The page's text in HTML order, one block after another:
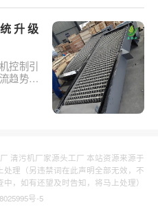
升级
控制引
趋势。
无法实
清污机厂家源头工厂 本站资源来源于
理（另违禁词在此声明全部无效，不
，如有还望及时告知，将马上处理）
号-5